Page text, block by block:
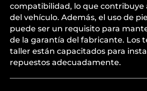
compatibilidad, lo que contribuye
del vehículo. Además, el uso de
puede ser un requisito para
de la garantía del fabricante. Los
taller están capacitados para
repuestos adecuadamente.